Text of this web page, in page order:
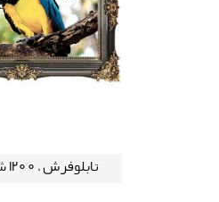
تابلوفرش ، 1200 شانه - 125-2